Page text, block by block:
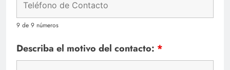
9 de 9 números
Describa el motivo del contacto: *